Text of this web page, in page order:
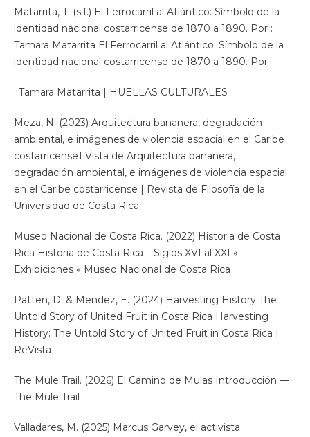
Matarrita, T. (s.f.) El Ferrocarril al Atlántico: Símbolo de la
identidad nacional costarricense de 1870 a 1890. Por :
Tamara Matarrita El Ferrocarril al Atlántico: Símbolo de la
identidad nacional costarricense de 1870 a 1890. Por
: Tamara Matarrita | HUELLAS CULTURALES
Meza, N. (2023) Arquitectura bananera, degradación
ambiental, e imágenes de violencia espacial en el Caribe
costarricense1 Vista de Arquitectura bananera,
degradación ambiental, e imágenes de violencia espacial
en el Caribe costarricense | Revista de Filosofía de la
Universidad de Costa Rica
Museo Nacional de Costa Rica. (2022) Historia de Costa
Rica Historia de Costa Rica – Siglos XVI al XXI «
Exhibiciones « Museo Nacional de Costa Rica
Patten, D. & Mendez, E. (2024) Harvesting History The
Untold Story of United Fruit in Costa Rica Harvesting
History: The Untold Story of United Fruit in Costa Rica |
ReVista
The Mule Trail. (2026) El Camino de Mulas Introducción —
The Mule Trail
Valladares, M. (2025) Marcus Garvey, el activista